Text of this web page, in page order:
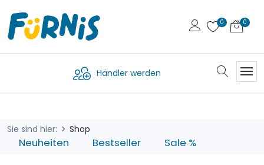
Händler werden
Sie sind hier: Shop
Neuheiten Bestseller Sale %